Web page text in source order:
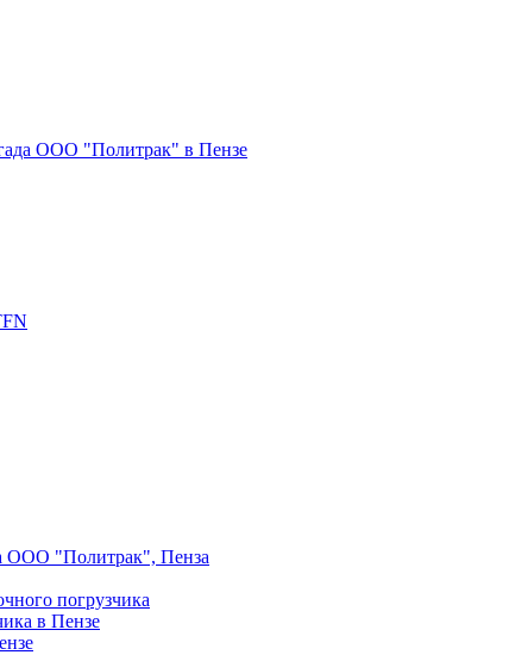
ООО "Политрак" в Пензе
ООО "Политрак", Пенза
погрузчика
в Пензе